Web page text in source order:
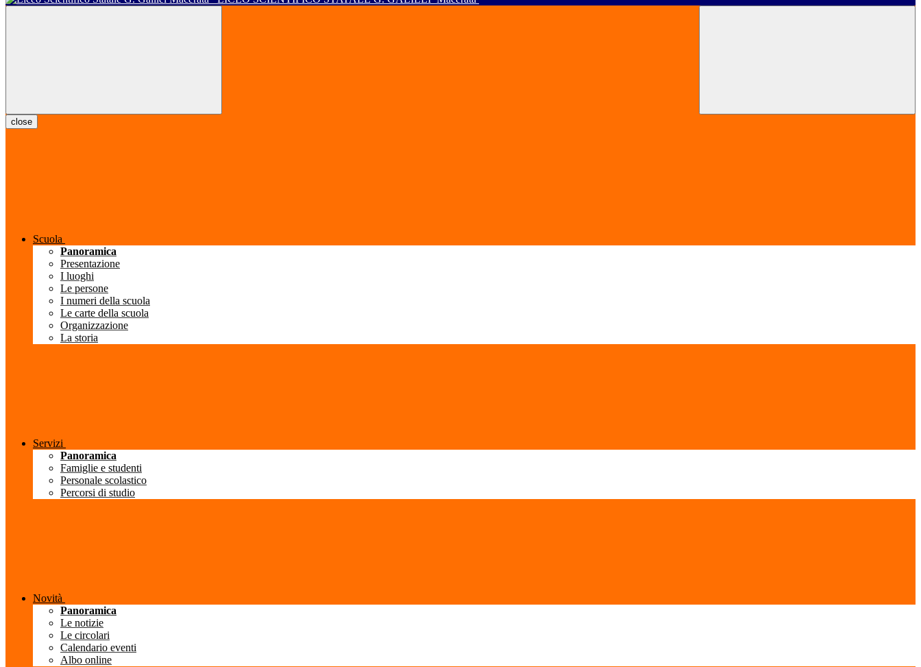
close
Scuola
Panoramica
Presentazione
I luoghi
Le persone
I numeri della scuola
Le carte della scuola
Organizzazione
La storia
Servizi
Panoramica
Famiglie e studenti
Personale scolastico
Percorsi di studio
Novità
Panoramica
Le notizie
Le circolari
Calendario eventi
Albo online